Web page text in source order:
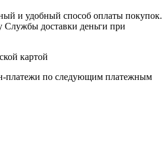
и удобный способ оплаты покупок.
Службы доставки деньги при
картой
платежи по cледующим платежным